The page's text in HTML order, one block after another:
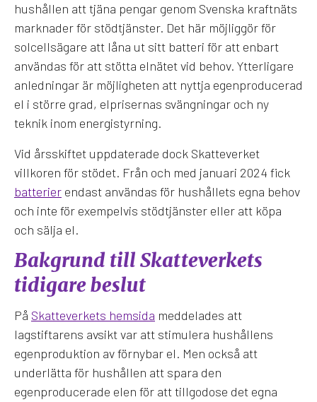
hushållen att tjäna pengar genom Svenska kraftnäts
marknader för stödtjänster. Det här möjliggör för
solcellsägare att låna ut sitt batteri för att enbart
användas för att stötta elnätet vid behov. Ytterligare
anledningar är möjligheten att nyttja egenproducerad
el i större grad, elprisernas svängningar och ny
teknik inom energistyrning.
Vid årsskiftet uppdaterade dock Skatteverket
villkoren för stödet. Från och med januari 2024 fick
batterier endast användas för hushållets egna behov
och inte för exempelvis stödtjänster eller att köpa
och sälja el.
Bakgrund till Skatteverkets
tidigare beslut
På Skatteverkets hemsida meddelades att
lagstiftarens avsikt var att stimulera hushållens
egenproduktion av förnybar el. Men också att
underlätta för hushållen att spara den
egenproducerade elen för att tillgodose det egna